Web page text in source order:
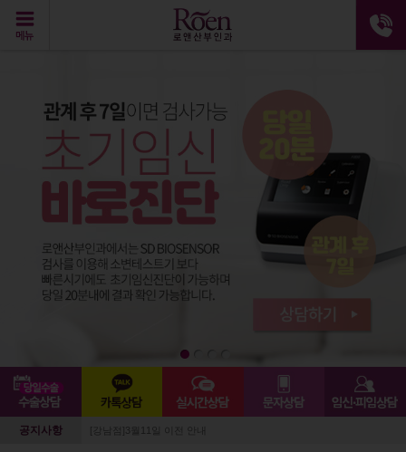
공지사항 [강남점]3월11일 이전 안내